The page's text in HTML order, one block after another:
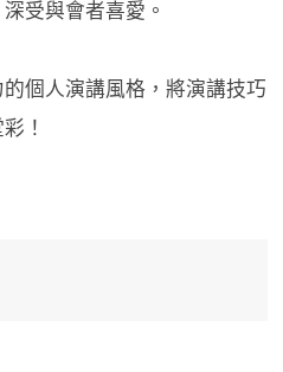
受與會者喜愛。
個人演講風格，將演講技巧
！